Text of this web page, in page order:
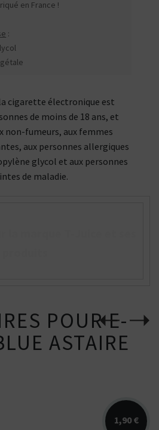
en France !
:
cigarette électronique est
de moins de 18 ans, et
non-fumeurs, aux femmes
aux personnes allergiques
glycol et aux personnes
de maladie.
POUR E-
ASTAIRE
1,90 €